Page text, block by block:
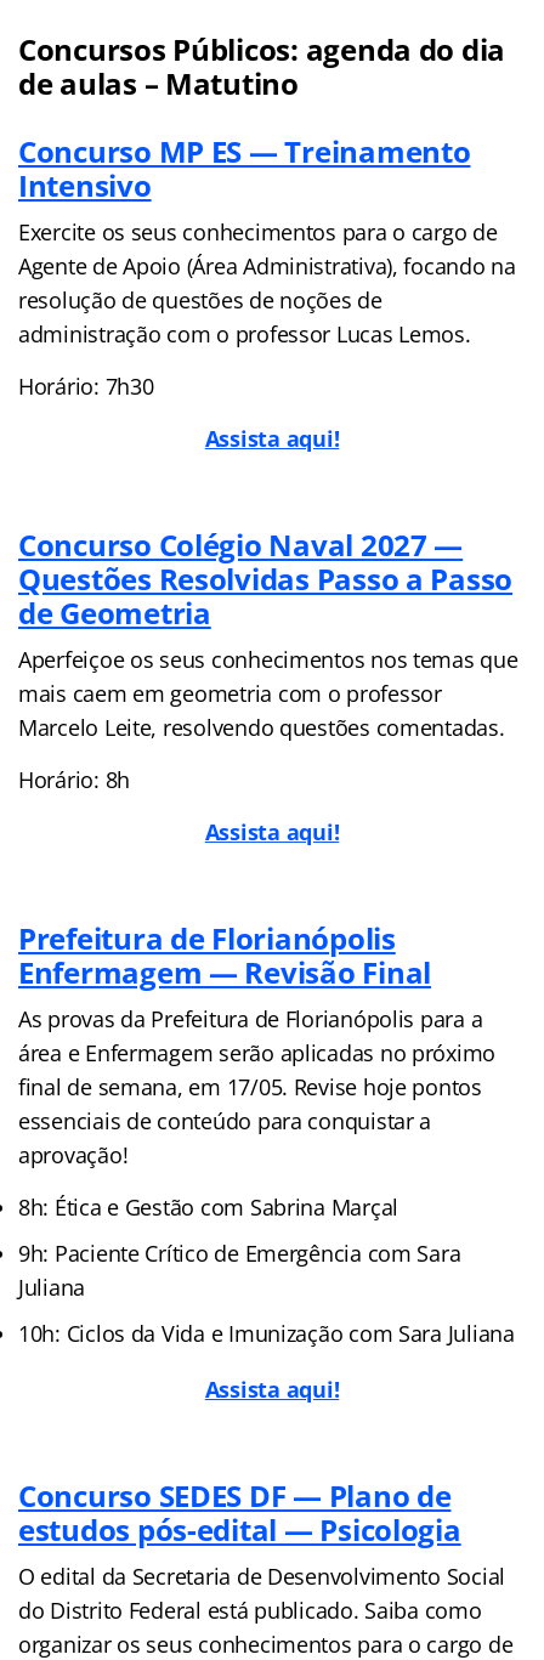
Concursos Públicos: agenda do dia
de aulas – Matutino
Concurso MP ES — Treinamento
Intensivo
Exercite os seus conhecimentos para o cargo de
Agente de Apoio (Área Administrativa), focando na
resolução de questões de noções de
administração com o professor Lucas Lemos.
Horário: 7h30
Assista aqui!
Concurso Colégio Naval 2027 —
Questões Resolvidas Passo a Passo
de Geometria
Aperfeiçoe os seus conhecimentos nos temas que
mais caem em geometria com o professor
Marcelo Leite, resolvendo questões comentadas.
Horário: 8h
Assista aqui!
Prefeitura de Florianópolis
Enfermagem — Revisão Final
As provas da Prefeitura de Florianópolis para a
área e Enfermagem serão aplicadas no próximo
final de semana, em 17/05. Revise hoje pontos
essenciais de conteúdo para conquistar a
aprovação!
8h: Ética e Gestão com Sabrina Marçal
9h: Paciente Crítico de Emergência com Sara
Juliana
10h: Ciclos da Vida e Imunização com Sara Juliana
Assista aqui!
Concurso SEDES DF — Plano de
estudos pós-edital — Psicologia
O edital da Secretaria de Desenvolvimento Social
do Distrito Federal está publicado. Saiba como
organizar os seus conhecimentos para o cargo de